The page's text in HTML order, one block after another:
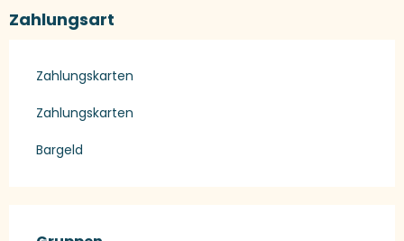
Zahlungsart
Zahlungskarten
Zahlungskarten
Bargeld